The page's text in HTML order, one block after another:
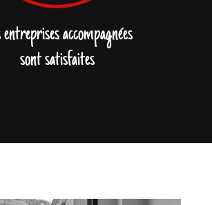
entreprises accompagnées
sont satisfaites